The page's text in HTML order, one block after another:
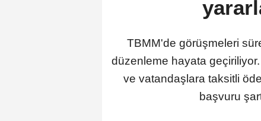
TBMM'de görüşmeleri
düzenleme hayata geçiriliyor.
ve vatandaşlara taksitli
başvuru